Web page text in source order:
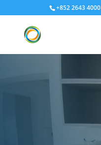
+852 2643 4000